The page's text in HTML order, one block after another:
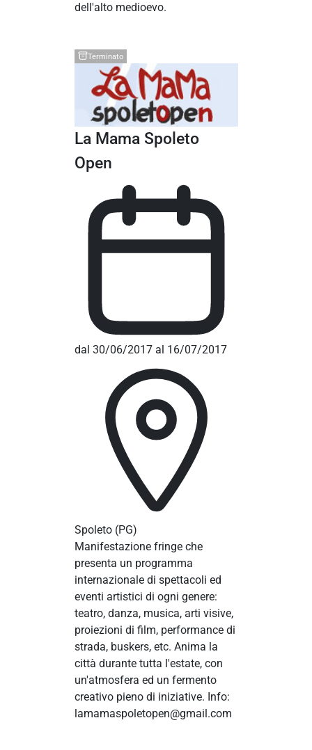
dell'alto medioevo.
Terminato
La Mama Spoleto
Open
dal 30/06/2017 al 16/07/2017
Spoleto (PG)
Manifestazione fringe che
presenta un programma
internazionale di spettacoli ed
eventi artistici di ogni genere:
teatro, danza, musica, arti visive,
proiezioni di film, performance di
strada, buskers, etc. Anima la
città durante tutta l'estate, con
un'atmosfera ed un fermento
creativo pieno di iniziative. Info:
lamamaspoletopen@gmail.com